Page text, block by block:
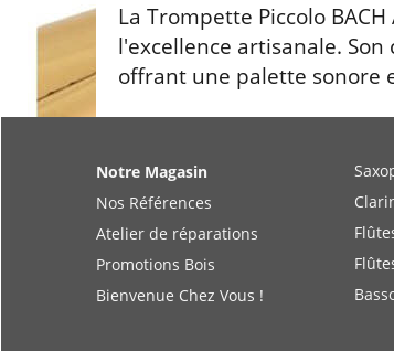
La Trompette Piccolo
l'excellence artisanale.
offrant une palette sonore
Notre Magasin
Nos Références
Atelier de réparations
Promotions Bois
Bienvenue Chez Vous !